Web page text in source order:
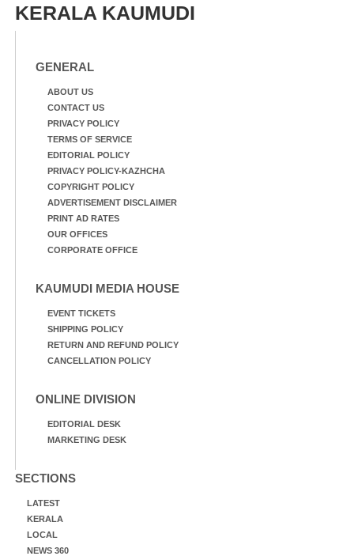
KERALA KAUMUDI
GENERAL
ABOUT US
CONTACT US
PRIVACY POLICY
TERMS OF SERVICE
EDITORIAL POLICY
PRIVACY POLICY-KAZHCHA
COPYRIGHT POLICY
ADVERTISEMENT DISCLAIMER
PRINT AD RATES
OUR OFFICES
CORPORATE OFFICE
KAUMUDI MEDIA HOUSE
EVENT TICKETS
SHIPPING POLICY
RETURN AND REFUND POLICY
CANCELLATION POLICY
ONLINE DIVISION
EDITORIAL DESK
MARKETING DESK
SECTIONS
LATEST
KERALA
LOCAL
NEWS 360